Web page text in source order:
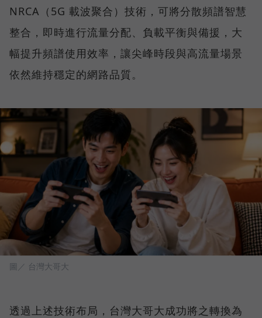
NRCA（5G 載波聚合）技術，可將分散頻譜智慧
整合，即時進行流量分配、負載平衡與備援，大
幅提升頻譜使用效率，讓尖峰時段與高流量場景
依然維持穩定的網路品質。
圖／ 台灣大哥大
透過上述技術布局，台灣大哥大成功將之轉換為